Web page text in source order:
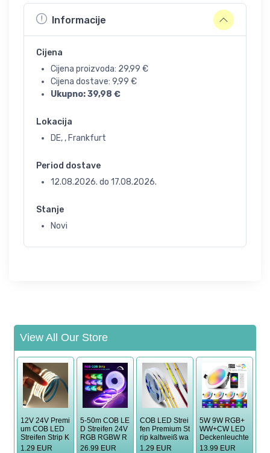
Informacije
Cijena
Cijena proizvoda: 29,99 €
Cijena dostave: 9,99 €
Ukupno:39,98 €
Lokacija
DE, , Frankfurt
Period dostave
12.08.2026. do 17.08.2026.
Stanje
Novi